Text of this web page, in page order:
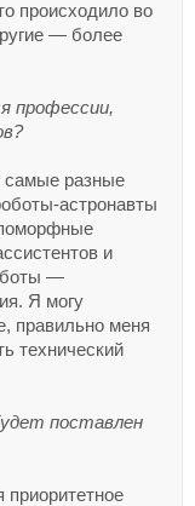
происходило во
— более
профессии,
самые разные
астронавты
и
—
Я могу
правильно меня
технический
поставлен